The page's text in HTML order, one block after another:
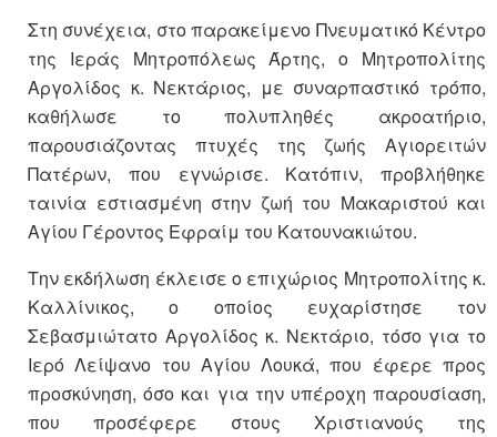
Στη συνέχεια, στο παρακείμενο Πνευματικό Κέντρο
της Ιεράς Μητροπόλεως Άρτης, ο Μητροπολίτης
Αργολίδος κ. Νεκτάριος, με συναρπαστικό τρόπο,
καθήλωσε το πολυπληθές ακροατήριο,
παρουσιάζοντας πτυχές της ζωής Αγιορειτών
Πατέρων, που εγνώρισε. Κατόπιν, προβλήθηκε
ταινία εστιασμένη στην ζωή του Μακαριστού και
Αγίου Γέροντος Εφραίμ του Κατουνακιώτου.
Την εκδήλωση έκλεισε ο επιχώριος Μητροπολίτης κ.
Καλλίνικος, ο οποίος ευχαρίστησε τον
Σεβασμιώτατο Αργολίδος κ. Νεκτάριο, τόσο για το
Ιερό Λείψανο του Αγίου Λουκά, που έφερε προς
προσκύνηση, όσο και για την υπέροχη παρουσίαση,
που προσέφερε στους Χριστιανούς της